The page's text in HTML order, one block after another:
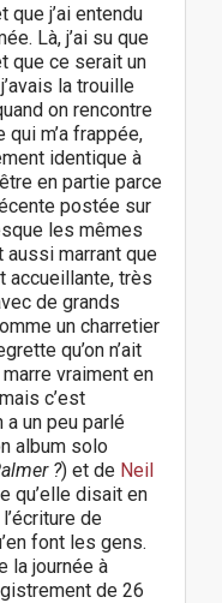
que j’ai entendu
Là, j’ai su que
que ce serait un
la trouille
on rencontre
qui m’a frappée,
identique à
en partie parce
postée sur
les mêmes
marrant que
accueillante, très
de grands
un charretier
qu’on n’ait
vraiment en
c’est
a un peu parlé
album solo
?) et de Neil
qu’elle disait en
de
font les gens.
la journée à
de 26